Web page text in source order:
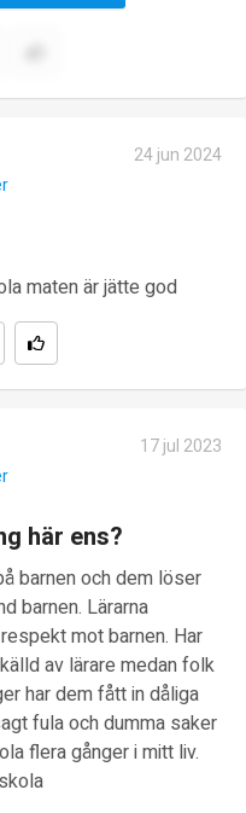
24 jun 2024
maten är jätte god
17 jul 2023
här ens?
barnen och dem löser
barnen. Lärarna
mot barnen. Har
av lärare medan folk
har dem fått in dåliga
fula och dumma saker
flera gånger i mitt liv.